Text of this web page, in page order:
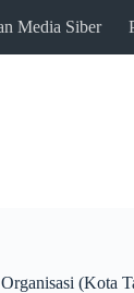
Media Siber
(Kota